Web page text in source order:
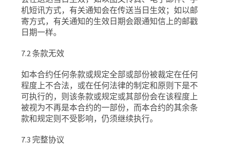
机短讯方式，有关通知会在传送当日生效；如以邮
寄方式，有关通知的生效日期会跟通知信上的邮戳
日期一样。
7.2条款无效
如本合约任何条款或规定全部或部份被裁定在任何
程度上不合法，或在任何法律的制定和原则下是不
可执行的，则该条款或规定或其部份会在该程度上
被视为不再是本合约的一部份，而本合约的其余条
款和规定则不受影响，仍须继续执行。
7.3 完整协议